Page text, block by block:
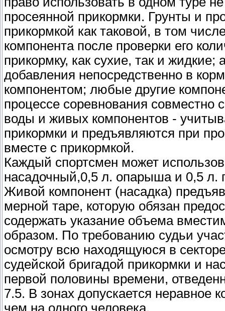
просеянной прикормки. Грунты и
прикормкой как таковой, в том
компонента после проверки его
прикормку, как сухие, так и
добавления непосредственно в
компонентом; любые другие
процессе соревнования совместно
воды и живых компонентов -
прикормки и предъявляются при
вместе с прикормкой.
Каждый спортсмен может
насадочный,0,5 л. опарыша и 0,5 л.
Живой компонент (насадка)
мерной таре, которую обязан
содержать указание объема
образом. По требованию судьи
осмотру всю находящуюся в
судейской бригадой прикормки и
первой половины времени,
7.5. В зонах допускается неравное
чем на одного человека.